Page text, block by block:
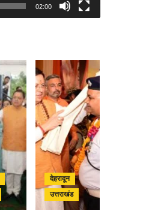
02:00
देहरादून
उत्तराखंड